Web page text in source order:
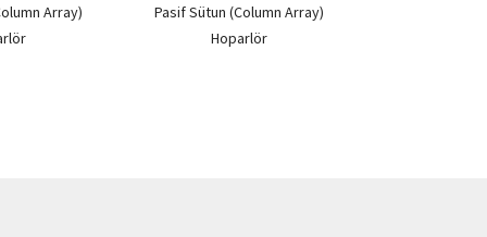
Array)
Pasif Sütun (Column Array)
Hoparlör